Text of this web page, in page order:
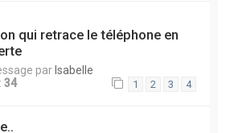
qui retrace le téléphone en
par Isabelle
34 1 2 3 4